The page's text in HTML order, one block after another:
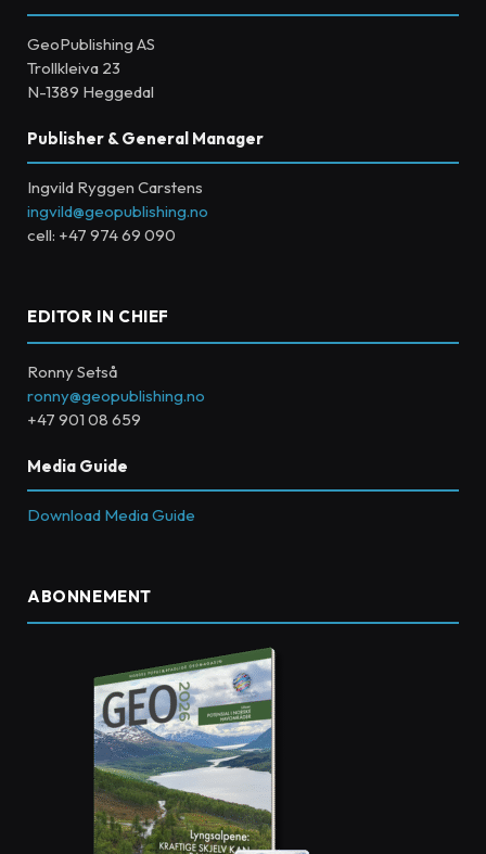
GeoPublishing AS
Trollkleiva 23
N-1389 Heggedal
Publisher & General Manager
Ingvild Ryggen Carstens
ingvild@geopublishing.no
cell: +47 974 69 090
EDITOR IN CHIEF
Ronny Setså
ronny@geopublishing.no
+47 901 08 659
Media Guide
Download Media Guide
ABONNEMENT